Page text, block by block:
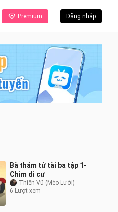
Premium Đăng nhập
Bà thám tử tài ba tập 1-
Chim di cư
Thiên Vũ (Mèo Lười)
6 Lượt xem